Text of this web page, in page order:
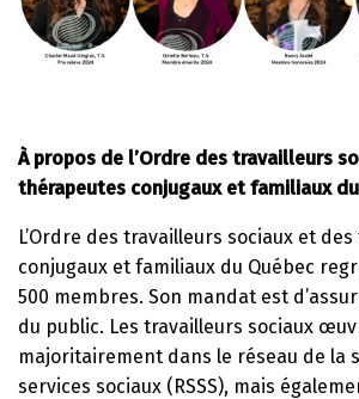
À propos de l’Ordre des travailleurs
thérapeutes conjugaux et familiaux
L’Ordre des travailleurs sociaux et
conjugaux et familiaux du Québec
500 membres. Son mandat est
du public. Les travailleurs sociaux
majoritairement dans le réseau de la
services sociaux (RSSS), mais